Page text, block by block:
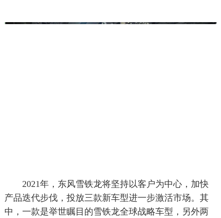
2021年，东风雪铁龙将坚持以客户为中心，加快
产品迭代步伐，投放三款新车型进一步激活市场。其
中，一款是举世瞩目的雪铁龙全球战略车型，另外两